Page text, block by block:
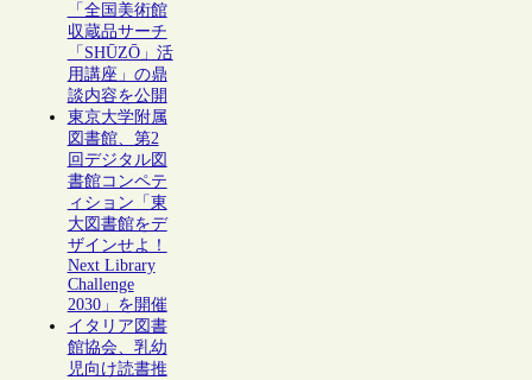
「全国美術館
収蔵品サーチ
「SHŪZŌ」活
用講座」の鼎
談内容を公開
東京大学附属
図書館、第2
回デジタル図
書館コンペテ
ィション「東
大図書館をデ
ザインせよ！
Next Library
Challenge
2030」を開催
イタリア図書
館協会、乳幼
児向け読書推